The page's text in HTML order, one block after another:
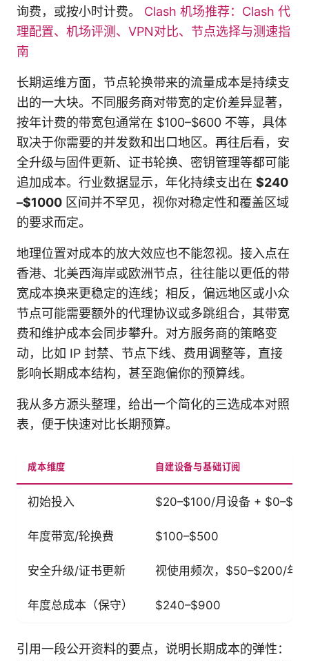
询费，或按小时计费。 Clash 机场推荐：Clash 代
理配置、机场评测、VPN对比、节点选择与测速指
南
长期运维方面，节点轮换带来的流量成本是持续支
出的一大块。不同服务商对带宽的定价差异显著，
按年计费的带宽包通常在 $100–$600 不等，具体
取决于你需要的并发数和出口地区。再往后看，安
全升级与固件更新、证书轮换、密钥管理等都可能
追加成本。行业数据显示，年化持续支出在 $240
–$1000 区间并不罕见，视你对稳定性和覆盖区域
的要求而定。
地理位置对成本的放大效应也不能忽视。接入点在
香港、北美西海岸或欧洲节点，往往能以更低的带
宽成本换来更稳定的连线；相反，偏远地区或小众
节点可能需要额外的代理协议或多跳组合，其带宽
费和维护成本会同步攀升。对方服务商的策略变
动，比如 IP 封禁、节点下线、费用调整等，直接
影响长期成本结构，甚至跑偏你的预算线。
我从多方源头整理，给出一个简化的三选成本对照
表，便于快速对比长期预算。
成本维度 自建设备与基础订阅
初始投入 $20–$100/月设备 +
年度带宽/轮换费 $100–$500
安全升级/证书更新 视使用频次，$50–$200/年
年度总成本（保守） $240–$900
引用一段公开资料的要点，说明长期成本的弹性：